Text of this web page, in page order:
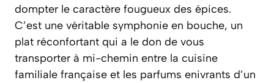
dompter le caractère fougueux des épices.
C’est une véritable symphonie en bouche, un
plat réconfortant qui a le don de vous
transporter à mi-chemin entre la cuisine
familiale française et les parfums enivrants d’un